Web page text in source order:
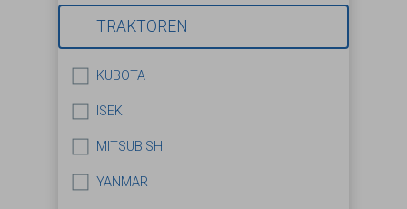
TRAKTOREN
KUBOTA
ISEKI
MITSUBISHI
YANMAR